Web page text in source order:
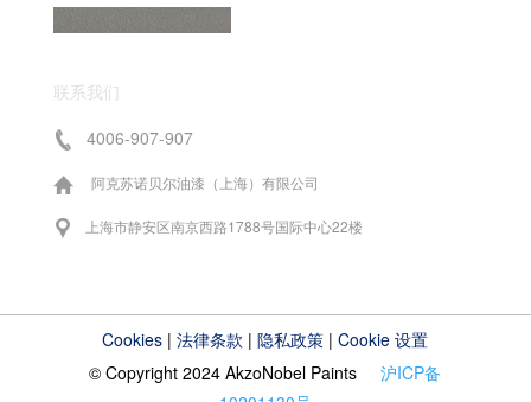
联系我们
4006-907-907
阿克苏诺贝尔油漆（上海）有限公司
上海市静安区南京西路1788号国际中心22楼
Cookies |法律条款 |隐私政策 |Cookie 设置
© Copyright 2024 AkzoNobel Paints沪ICP备